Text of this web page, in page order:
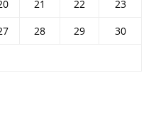
21 22
23
28 29
30